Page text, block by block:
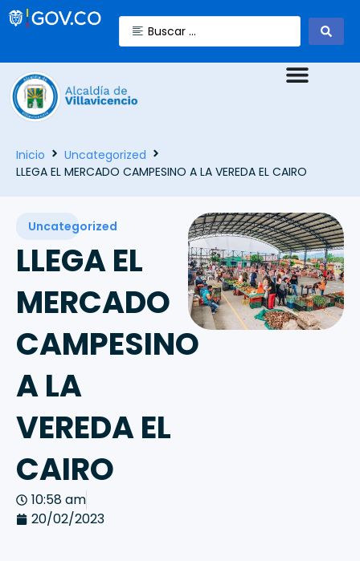
Inicio
Uncategorized
LLEGA EL MERCADO CAMPESINO A LA VEREDA EL CAIRO
Uncategorized
LLEGA EL
MERCADO
CAMPESINO
A LA
VEREDA EL
CAIRO
10:58 am
20/02/2023